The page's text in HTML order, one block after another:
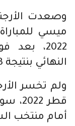
وصعدت
ميسي
2022،
النهائي بنتيجة 3-0.
ولم تخسر
قطر
أمام منتخب